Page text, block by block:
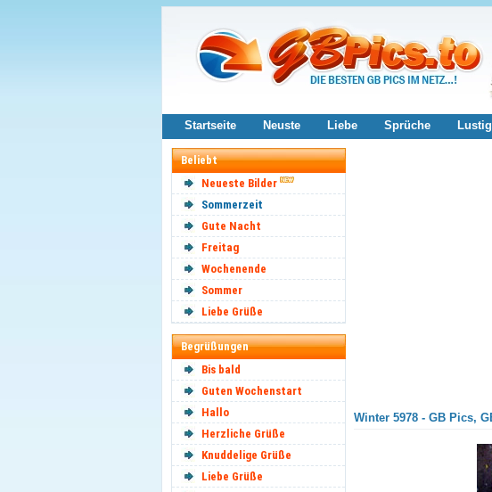
Startseite Neuste Liebe Sprüche
Beliebt
Neueste Bilder
Sommerzeit
Gute Nacht
Freitag
Wochenende
Sommer
Liebe Grüße
Begrüßungen
Bis bald
Guten Wochenstart
Hallo
Herzliche Grüße
Knuddelige Grüße
Liebe Grüße
Winter 5978 - GB Pics,